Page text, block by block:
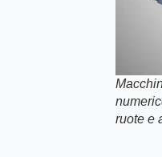
ruote e